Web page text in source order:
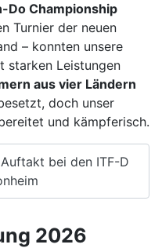
Do Championship
Turnier der neuen
– konnten unsere
starken Leistungen
aus vier Ländern
doch unser
und kämpferisch.
bei den ITF-D
2026